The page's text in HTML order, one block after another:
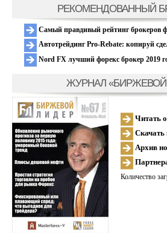
РЕКОМЕНДОВАННЫЙ
Самый правдивый рейтинг брокеров
Автотрейдинг Pro-Rebate: копируй
Nord FX лучший форекс брокер 2019
ЖУРНАЛ «БИРЖЕВОЙ
Читать
Скачать
Архив
Количество